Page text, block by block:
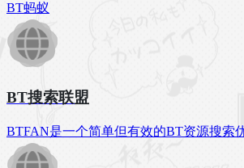
BT蚂蚁
BT搜索联盟
BTFAN是一个简单但有效的BT资源搜索